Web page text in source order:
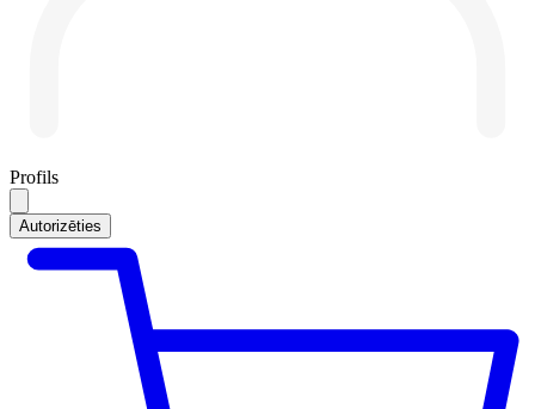
Profils
Autorizēties